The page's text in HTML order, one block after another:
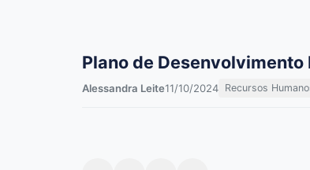
Plano de Desenvolvimento
Alessandra Leite11/10/2024 Recursos